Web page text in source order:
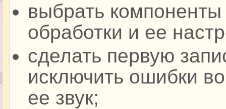
выбрать
обработки и ее
сделать первую
исключить ошибки
ее звук;